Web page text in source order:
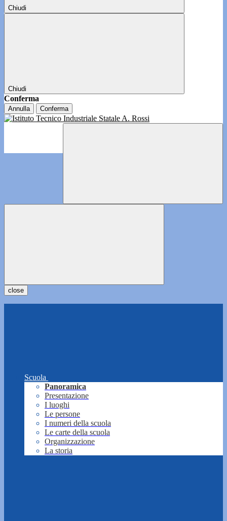
Chiudi
Chiudi
Conferma
Annulla Conferma
close
Scuola
Panoramica
Presentazione
I luoghi
Le persone
I numeri della scuola
Le carte della scuola
Organizzazione
La storia